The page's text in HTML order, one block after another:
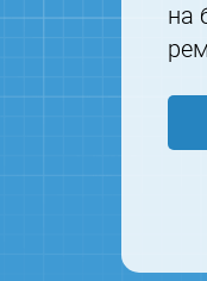
на